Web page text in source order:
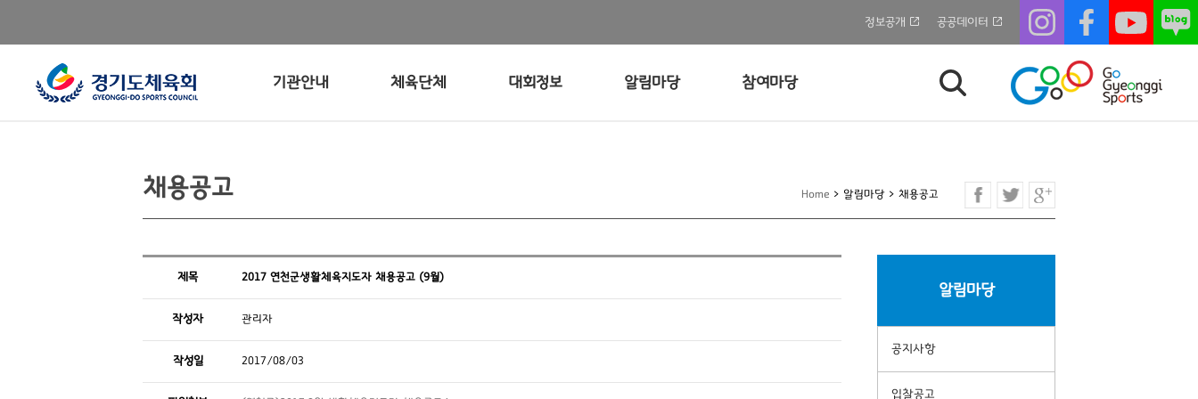
정보공개 공공데이터
기관안내 체육단체 대회정보 알림마당 참여마당
Home > 알림마당 > 채용공고
채용공고
알림마당
공지사항
입찰공고
제목 2017 연천군생활체육지도자 채용공고 (9월)
작성자 관리자
작성일 2017/08/03